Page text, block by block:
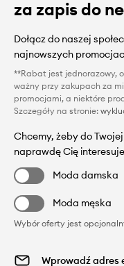
za zapis do
Dołącz do naszej
najnowszych
**Rabat jest jednorazowy,
ważny przy zakupach za
promocjami, a niektóre
Szczegóły na stronie:
Chcemy, żeby do
naprawdę Cię
Moda damska
Moda męska
Wybór oferty jest